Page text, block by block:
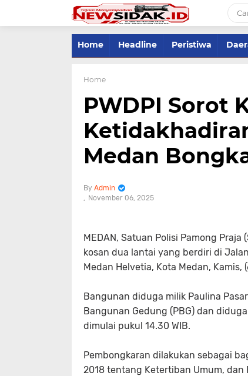
Home Headline Peristiwa
Home
‎PWDPI Sorot
Medan
Admin
November 06, 2025
MEDAN, Satuan Polisi Pamong Praja
kosan dua lantai yang berdiri di
Medan Helvetia, Kota Medan, Kamis,
‎Bangunan diduga milik Paulina
Bangunan Gedung (PBG) dan
dimulai pukul 14.30 WIB.
‎Pembongkaran dilakukan sebagai
2018 tentang Ketertiban Umum, dan